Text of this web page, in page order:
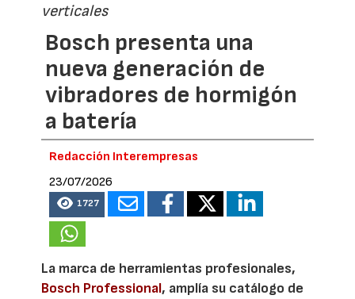
verticales
Bosch presenta una
nueva generación de
vibradores de hormigón
a batería
Redacción Interempresas
23/07/2026
1727
La marca de herramientas profesionales,
Bosch Professional, amplía su catálogo de